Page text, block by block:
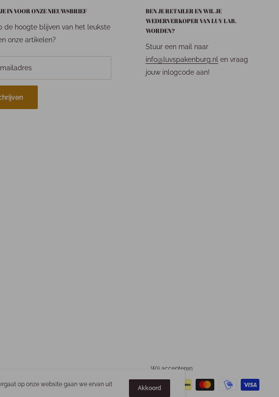
IN VOOR ONZE NIEUWSBRIEF
de hoogte blijven van het leukste
onze artikelen?
BEN JE RETAILER EN WIL JE
WEDERVERKOPER VAN LUV LAB.
WORDEN?
Stuur een mail naar
info@luvspakenburg.nl en vraag
jouw inlogcode aan!
Wij accepteren
op onze website gaan we ervan uit
Akkoord